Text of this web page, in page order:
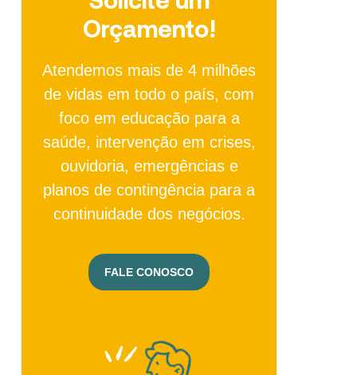
Orçamento!
Atendemos mais de 4 milhões
de vidas em todo o país, com
foco em educação para a
saúde, intervenção em crises,
ouvidoria, emergências e
planos de contingência para a
continuidade dos negócios.
FALE CONOSCO